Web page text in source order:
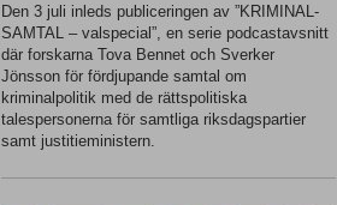
Den 3 juli inleds publiceringen av ”KRIMINAL-
SAMTAL – valspecial”, en serie podcastavsnitt
där forskarna Tova Bennet och Sverker
Jönsson för fördjupande samtal om
kriminalpolitik med de rättspolitiska
talespersonerna för samtliga riksdagspartier
samt justitieministern.